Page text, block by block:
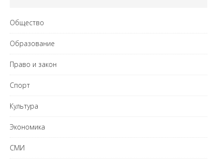
Общество
Образование
Право и закон
Спорт
Культура
Экономика
СМИ